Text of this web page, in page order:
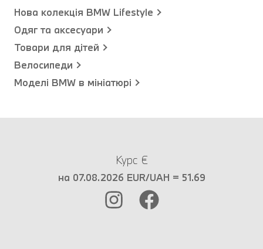
Нова колекція BMW Lifestyle
Одяг та аксесуари
Товари для дітей
Велосипеди
Моделі BMW в мініатюрі
Курс €
на 07.08.2026 EUR/UAH = 51.69